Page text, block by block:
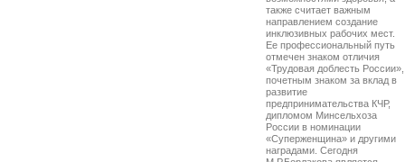
также считает важным
направлением создание
инклюзивных рабочих мест.
Ее профессиональный путь
отмечен знаком отличия
«Трудовая доблесть России»,
почетным знаком за вклад в
развитие
предпринимательства КЧР,
дипломом Минсельхоза
России в номинации
«Суперженщина» и другими
наградами. Сегодня